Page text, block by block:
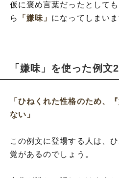
仮に褒め言葉だったとして
ら
「嫌味」 になってしまいま
「嫌味」を使った例文2
「ひねくれた性格のため、
ない」
この例文に登場する人は、
覚があるのでしょう。